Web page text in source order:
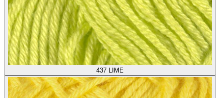
437 LIME